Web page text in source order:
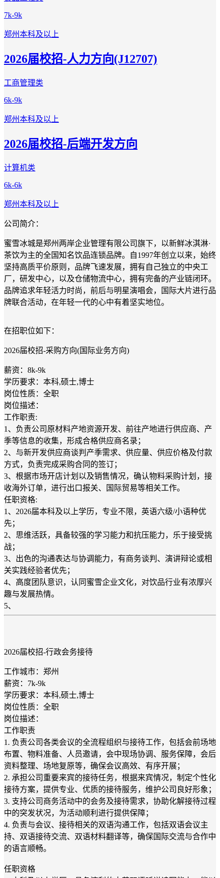
7k-9k
郑州本科及以上
2026届校招-人力方向(J12707)
工商管理类
6k-9k
郑州本科及以上
2026届校招-后端开发方向
计算机类
6k-6k
郑州本科及以上
公司简介：
蜜雪冰城是郑州两岸企业管理有限公司旗下，以新鲜冰淇淋·
茶饮为主的全国知名饮品连锁品牌。自1997年创立以来，始终
坚持高质平价原则，品牌飞速发展，拥有自己独立的中央工
厂，研发中心，以及仓储物流中心，拥有完备的产业链闭环。
品牌追求年轻活力时尚，前后与明星演唱会，国际大片进行品
牌联合活动，在年轻一代的心中有着坚实地位。
在招职位如下：
2026届校招-采购方向(国际业务方向)
薪资：8k-9k
学历要求：本科,硕士,博士
岗位性质：全职
岗位描述：
工作职责:
1、负责公司原材料产地资源开发、前往产地进行供应商、产
季等信息的收集，形成合格供应商名录；
2、与新开发供应商谈判产季需求、供应量、供应价格及付款
方式，负责完成采购合同的签订；
3、根据市场开店计划以及销售情况，确认物料采购计划，接
收海外订单，进行出口报关、国际贸易等相关工作。
任职资格:
1、2026届本科及以上学历，专业不限，英语六级/小语种优
先；
2、思维活跃，具备较强的学习能力和抗压能力，乐于接受挑
战；
3、出色的沟通表达与协调能力，有商务谈判、演讲辩论或相
关实践经验者优先；
4、高度团队意识，认同蜜雪企业文化，对饮品行业有浓厚兴
趣与发展热情。
5、
2026届校招-行政会务接待
工作城市：郑州
薪资：7k-9k
学历要求：本科,硕士,博士
岗位性质：全职
岗位描述：
工作职责
1. 负责公司各类会议的全流程组织与接待工作，包括会前场地
布置、物料准备、人员邀请，会中现场协调、服务保障，会后
资料整理、场地复原等，确保会议高效、有序开展；
2. 承担公司重要来宾的接待任务，根据来宾情况，制定个性化
接待方案，提供专业、优质的接待服务，维护公司良好形象；
3. 支持公司商务活动中的会务及接待需求，协助化解接待过程
中的突发状况，为活动顺利进行提供保障；
4. 负责与会议、接待相关的双语沟通工作，包括双语会议主
持、双语接待交流、双语材料翻译等，确保国际交流与合作中
的语言顺畅。
任职资格